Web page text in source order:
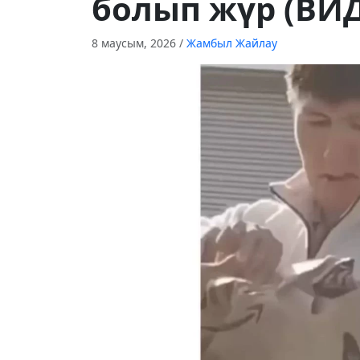
8 маусым, 2026 / Жамбыл Жайлау